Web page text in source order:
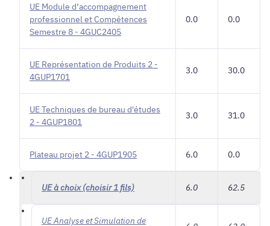
UE Module d’accompagnement
professionnel et Compétences
Semestre 8 - 4GUC2405
0.0 0.0
UE Représentation de Produits 2 -
4GUP1701
3.0 30.0
UE Techniques de bureau d'études
2 - 4GUP1801
3.0 31.0
Plateau projet 2 - 4GUP1905 6.0 0.0
UE à choix (choisir 1 fils) 6.0 62.5
UE Analyse et Simulation de